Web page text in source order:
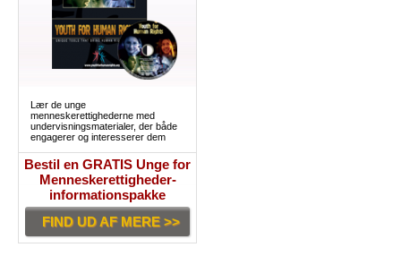
Lær de unge
menneskerettighederne med
undervisningsmaterialer, der både
engagerer og interesserer dem
Bestil en GRATIS Unge for
Menneskerettigheder-
informationspakke
FIND UD AF MERE >>